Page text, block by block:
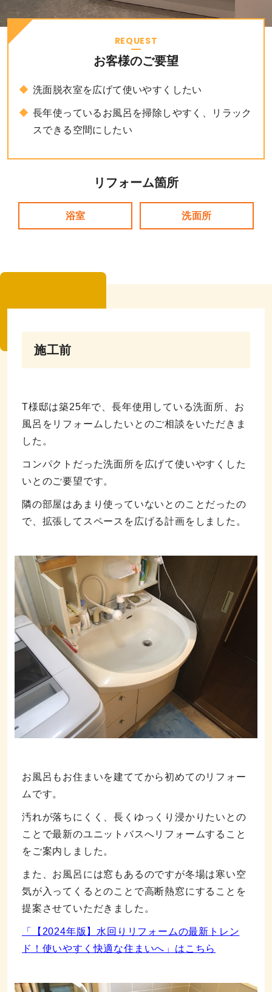
REQUEST
お客様のご要望
洗面脱衣室を広げて使いやすくしたい
長年使っているお風呂を掃除しやすく、リラック
スできる空間にしたい
リフォーム箇所
浴室 洗面所
施工前
T様邸は築25年で、長年使用している洗面所、お
風呂をリフォームしたいとのご相談をいただきま
した。
コンパクトだった洗面所を広げて使いやすくした
いとのご要望です。
隣の部屋はあまり使っていないとのことだったの
で、拡張してスペースを広げる計画をしました。
お風呂もお住まいを建ててから初めてのリフォー
ムです。
汚れが落ちにくく、長くゆっくり浸かりたいとの
ことで最新のユニットバスへリフォームすること
をご案内しました。
また、お風呂には窓もあるのですが冬場は寒い空
気が入ってくるとのことで高断熱窓にすることを
提案させていただきました。
「【2024年版】水回りリフォームの最新トレン
ド！使いやすく快適な住まいへ」はこちら